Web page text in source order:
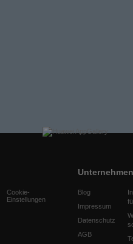
Cookie-
Einstellungen
Unternehmen
Blog
Impressum
Datenschutz
AGB